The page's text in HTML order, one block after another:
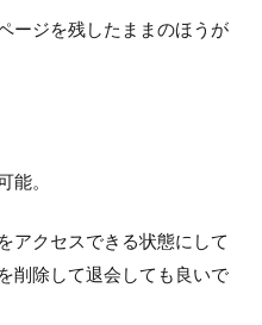
ージを残したままのほうが
能。
アクセスできる状態にして
削除して退会しても良いで